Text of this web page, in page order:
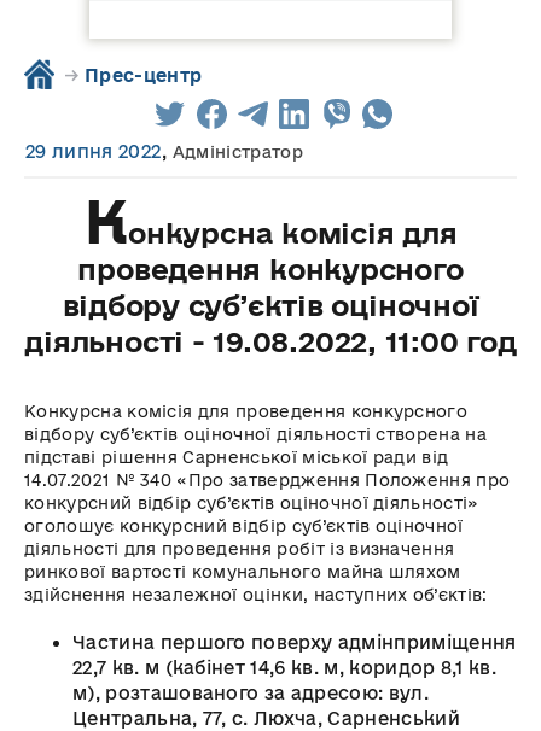
→ Прес-центр
29 липня 2022, Адміністратор
Конкурсна комісія для
проведення конкурсного
відбору суб’єктів оціночної
діяльності - 19.08.2022, 11:00 год
Конкурсна комісія для проведення конкурсного
відбору суб’єктів оціночної діяльності створена на
підставі рішення Сарненської міської ради від
14.07.2021 № 340 «Про затвердження Положення про
конкурсний відбір суб’єктів оціночної діяльності»
оголошує конкурсний відбір суб’єктів оціночної
діяльності для проведення робіт із визначення
ринкової вартості комунального майна шляхом
здійснення незалежної оцінки, наступних об’єктів:
Частина першого поверху адмінприміщення
22,7 кв. м (кабінет 14,6 кв. м, коридор 8,1 кв.
м), розташованого за адресою: вул.
Центральна, 77, с. Люхча, Сарненський